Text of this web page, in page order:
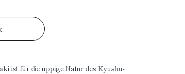
ist für die üppige Natur des Kyushu-